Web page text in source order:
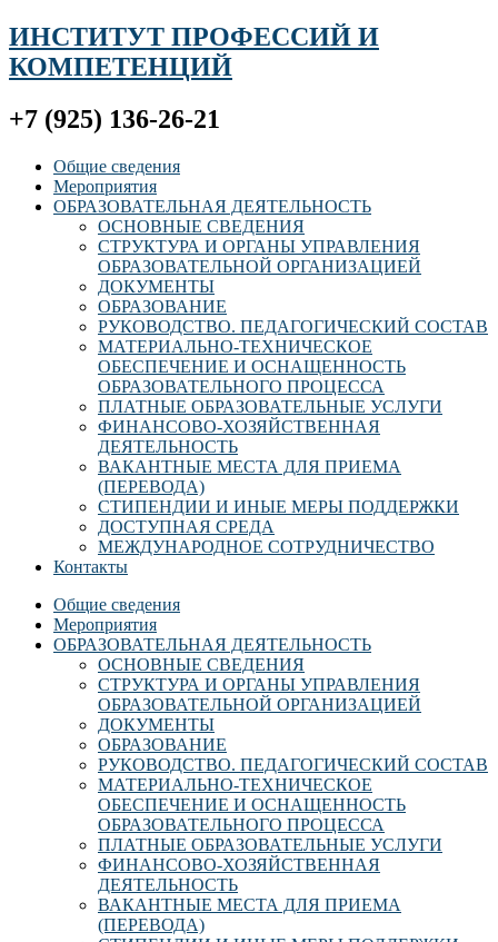
ИНСТИТУТ ПРОФЕССИЙ И
КОМПЕТЕНЦИЙ
+7 (925) 136-26-21
Общие сведения
Мероприятия
ОБРАЗОВАТЕЛЬНАЯ ДЕЯТЕЛЬНОСТЬ
ОСНОВНЫЕ СВЕДЕНИЯ
СТРУКТУРА И ОРГАНЫ УПРАВЛЕНИЯ
ОБРАЗОВАТЕЛЬНОЙ ОРГАНИЗАЦИЕЙ
ДОКУМЕНТЫ
ОБРАЗОВАНИЕ
РУКОВОДСТВО. ПЕДАГОГИЧЕСКИЙ СОСТАВ
МАТЕРИАЛЬНО-ТЕХНИЧЕСКОЕ
ОБЕСПЕЧЕНИЕ И ОСНАЩЕННОСТЬ
ОБРАЗОВАТЕЛЬНОГО ПРОЦЕССА
ПЛАТНЫЕ ОБРАЗОВАТЕЛЬНЫЕ УСЛУГИ
ФИНАНСОВО-ХОЗЯЙСТВЕННАЯ
ДЕЯТЕЛЬНОСТЬ
ВАКАНТНЫЕ МЕСТА ДЛЯ ПРИЕМА
(ПЕРЕВОДА)
СТИПЕНДИИ И ИНЫЕ МЕРЫ ПОДДЕРЖКИ
ДОСТУПНАЯ СРЕДА
МЕЖДУНАРОДНОЕ СОТРУДНИЧЕСТВО
Контакты
Общие сведения
Мероприятия
ОБРАЗОВАТЕЛЬНАЯ ДЕЯТЕЛЬНОСТЬ
ОСНОВНЫЕ СВЕДЕНИЯ
СТРУКТУРА И ОРГАНЫ УПРАВЛЕНИЯ
ОБРАЗОВАТЕЛЬНОЙ ОРГАНИЗАЦИЕЙ
ДОКУМЕНТЫ
ОБРАЗОВАНИЕ
РУКОВОДСТВО. ПЕДАГОГИЧЕСКИЙ СОСТАВ
МАТЕРИАЛЬНО-ТЕХНИЧЕСКОЕ
ОБЕСПЕЧЕНИЕ И ОСНАЩЕННОСТЬ
ОБРАЗОВАТЕЛЬНОГО ПРОЦЕССА
ПЛАТНЫЕ ОБРАЗОВАТЕЛЬНЫЕ УСЛУГИ
ФИНАНСОВО-ХОЗЯЙСТВЕННАЯ
ДЕЯТЕЛЬНОСТЬ
ВАКАНТНЫЕ МЕСТА ДЛЯ ПРИЕМА
(ПЕРЕВОДА)